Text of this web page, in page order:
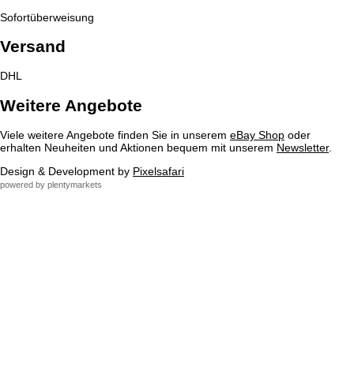
Sofortüberweisung
Versand
DHL
Weitere Angebote
Viele weitere Angebote finden Sie in unserem eBay Shop oder
erhalten Neuheiten und Aktionen bequem mit unserem Newsletter.
Design & Development by Pixelsafari
powered by plentymarkets